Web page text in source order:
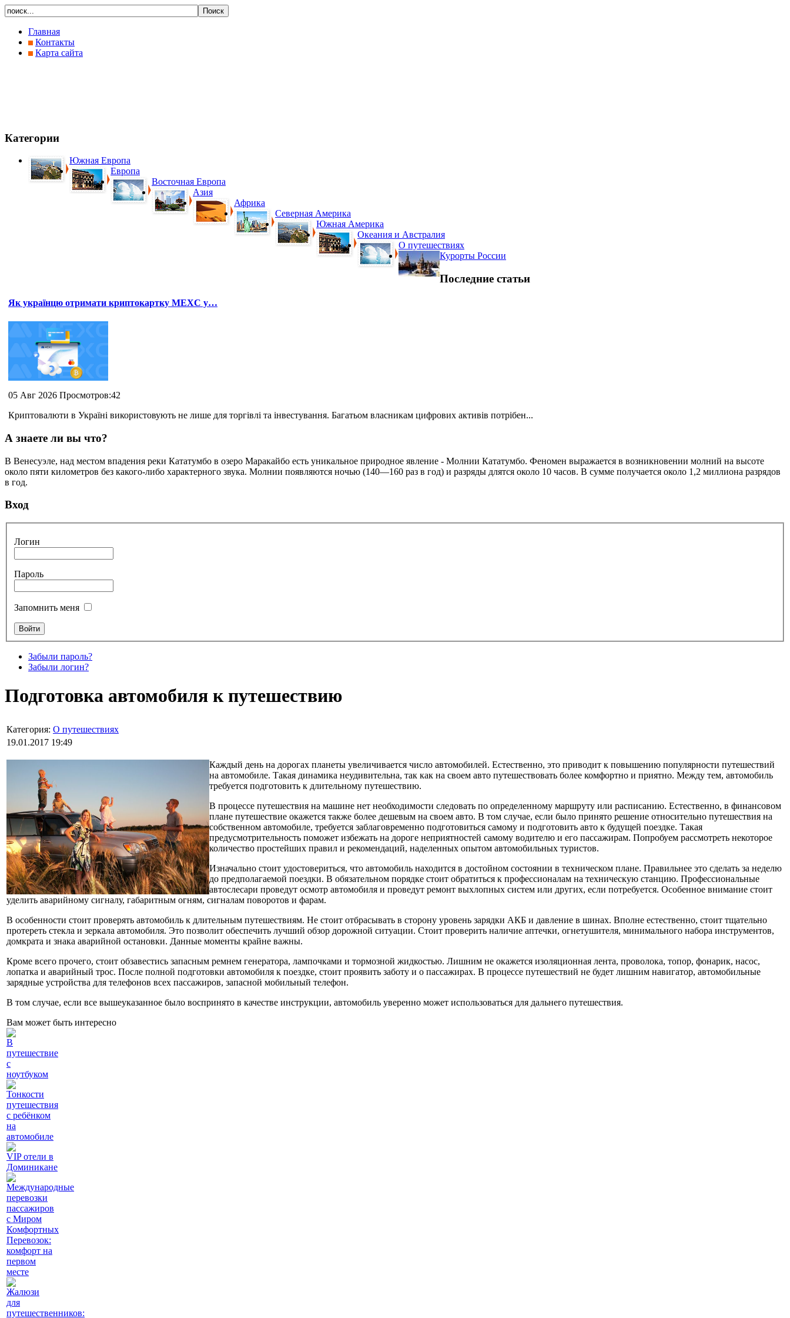
Главная
Контакты
Карта сайта
Категории
Южная Европа
Европа
Восточная Европа
Азия
Африка
Северная Америка
Южная Америка
Океания и Австралия
О путешествиях
Курорты России
Последние статьи
Як українцю отримати криптокартку MEXC у…
05 Авг 2026 Просмотров:42
Криптовалюти в Україні використовують не лише для торгівлі та інвестування. Багатьом власникам цифрових активів потрібен...
А знаете ли вы что?
В Венесуэле, над местом впадения реки Кататумбо в озеро Маракайбо есть уникальное природное явление - Молнии Кататумбо. Феномен выражается в возникновении молний на высоте
около пяти километров без какого-либо характерного звука. Молнии появляются ночью (140—160 раз в год) и разряды длятся около 10 часов. В сумме получается около 1,2 миллиона разрядов
в год.
Вход
Логин
Пароль
Запомнить меня
Забыли пароль?
Забыли логин?
Подготовка автомобиля к путешествию
Категория: О путешествиях
19.01.2017 19:49
Каждый день на дорогах планеты увеличивается число автомобилей. Естественно, это приводит к повышению популярности путешествий
на автомобиле. Такая динамика неудивительна, так как на своем авто путешествовать более комфортно и приятно. Между тем, автомобиль
требуется подготовить к длительному путешествию.
В процессе путешествия на машине нет необходимости следовать по определенному маршруту или расписанию. Естественно, в финансовом
плане путешествие окажется также более дешевым на своем авто. В том случае, если было принято решение относительно путешествия на
собственном автомобиле, требуется заблаговременно подготовиться самому и подготовить авто к будущей поездке. Такая
предусмотрительность поможет избежать на дороге неприятностей самому водителю и его пассажирам. Попробуем рассмотреть некоторое
количество простейших правил и рекомендаций, наделенных опытом автомобильных туристов.
Изначально стоит удостовериться, что автомобиль находится в достойном состоянии в техническом плане. Правильнее это сделать за неделю
до предполагаемой поездки. В обязательном порядке стоит обратиться к профессионалам на техническую станцию. Профессиональные
автослесари проведут осмотр автомобиля и проведут ремонт выхлопных систем или других, если потребуется. Особенное внимание стоит
уделить аварийному сигналу, габаритным огням, сигналам поворотов и фарам.
В особенности стоит проверять автомобиль к длительным путешествиям. Не стоит отбрасывать в сторону уровень зарядки АКБ и давление в шинах. Вполне естественно, стоит тщательно
протереть стекла и зеркала автомобиля. Это позволит обеспечить лучший обзор дорожной ситуации. Стоит проверить наличие аптечки, огнетушителя, минимального набора инструментов,
домкрата и знака аварийной остановки. Данные моменты крайне важны.
Кроме всего прочего, стоит обзавестись запасным ремнем генератора, лампочками и тормозной жидкостью. Лишним не окажется изоляционная лента, проволока, топор, фонарик, насос,
лопатка и аварийный трос. После полной подготовки автомобиля к поездке, стоит проявить заботу и о пассажирах. В процессе путешествий не будет лишним навигатор, автомобильные
зарядные устройства для телефонов всех пассажиров, запасной мобильный телефон.
В том случае, если все вышеуказанное было воспринято в качестве инструкции, автомобиль уверенно может использоваться для дальнего путешествия.
Вам может быть интересно
В
путешествие
с
ноутбуком
Тонкости
путешествия
с ребёнком
на
автомобиле
VIP отели в
Доминикане
Международные
перевозки
пассажиров
с Миром
Комфортных
Перевозок:
комфорт на
первом
месте
Жалюзи
для
путешественников: